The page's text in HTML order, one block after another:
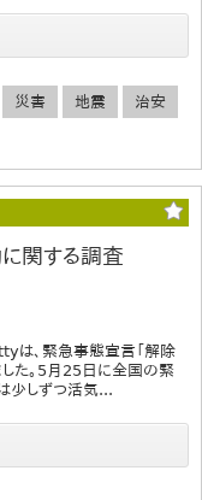
災害 地震 治安
関する調査
は、緊急事態宣言「解除
した。5月25日に全国の緊
少しずつ活気...